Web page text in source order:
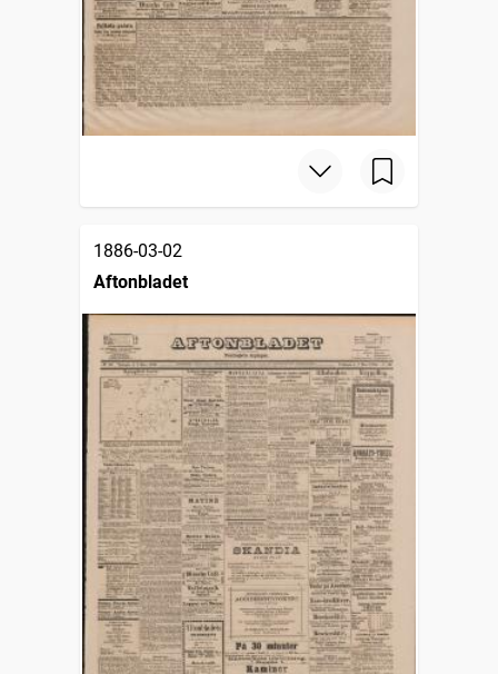
1886-03-02
Aftonbladet